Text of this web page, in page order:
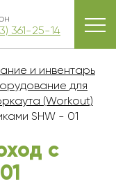
361-25-14
и инвентарь
для
(Workout)
SHW - 01
с